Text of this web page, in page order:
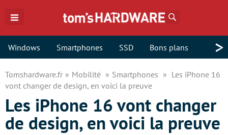
Windows Smartphones SSD Bons plans >
Tomshardware.fr Mobilité Smartphones
Les iPhone 16
vont changer de design, en voici la preuve
Les iPhone 16 vont changer
de design, en voici la preuve